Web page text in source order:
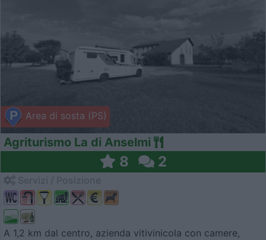
Area di sosta (PS)
Agriturismo La di Anselmi
8 2
A 1,2 km dal centro, azienda vitivinicola con camere,